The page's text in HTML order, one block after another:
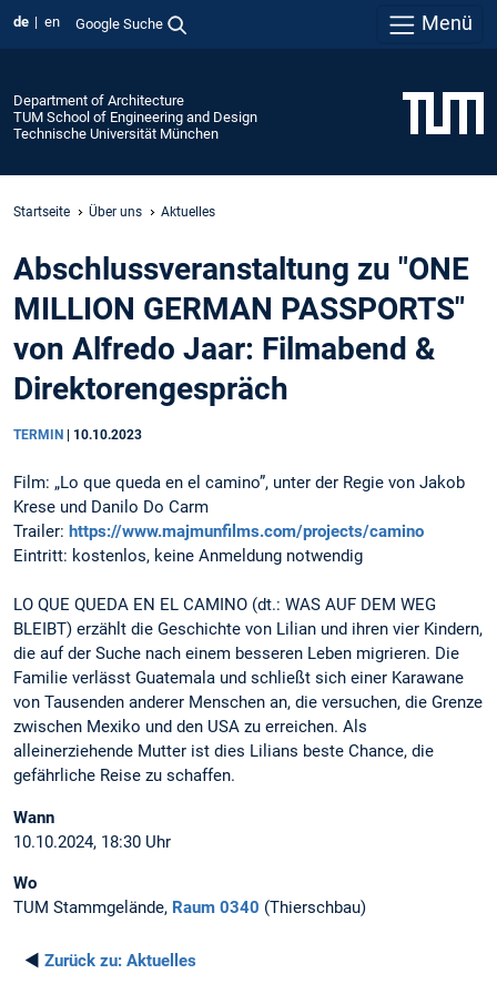
de en Google Suche Menü
Department of Architecture
TUM School of Engineering and Design
Technische Universität München
Startseite Über uns Aktuelles
Abschlussveranstaltung zu "ONE
MILLION GERMAN PASSPORTS"
von Alfredo Jaar: Filmabend &
Direktorengespräch
TERMIN 10.10.2023
Film: „Lo que queda en el camino”, unter der Regie von Jakob
Krese und Danilo Do Carm
Trailer: https://www.majmunfilms.com/projects/camino
Eintritt: kostenlos, keine Anmeldung notwendig
LO QUE QUEDA EN EL CAMINO (dt.: WAS AUF DEM WEG
BLEIBT) erzählt die Geschichte von Lilian und ihren vier Kindern,
die auf der Suche nach einem besseren Leben migrieren. Die
Familie verlässt Guatemala und schließt sich einer Karawane
von Tausenden anderer Menschen an, die versuchen, die Grenze
zwischen Mexiko und den USA zu erreichen. Als
alleinerziehende Mutter ist dies Lilians beste Chance, die
gefährliche Reise zu schaffen.
Wann
10.10.2024, 18:30 Uhr
Wo
TUM Stammgelände, Raum 0340 (Thierschbau)
◄ Zurück zu: Aktuelles